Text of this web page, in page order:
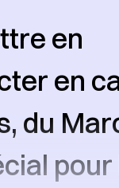
en
en
du
pour